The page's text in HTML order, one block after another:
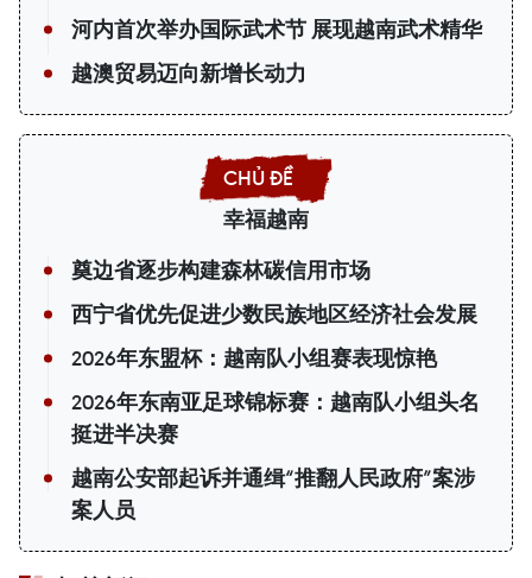
河内首次举办国际武术节 展现越南武术精华
越澳贸易迈向新增长动力
幸福越南
奠边省逐步构建森林碳信用市场
西宁省优先促进少数民族地区经济社会发展
2026年东盟杯：越南队小组赛表现惊艳
2026年东南亚足球锦标赛：越南队小组头名
挺进半决赛
越南公安部起诉并通缉“推翻人民政府”案涉
案人员